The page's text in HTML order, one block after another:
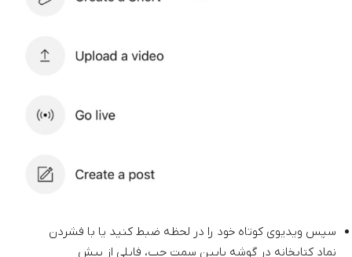
سپس ویدیوی کوتاه خود را در لحظه ضبط کنید یا با فشردن
نماد کتابخانه در گوشه پایین سمت چپ، فایلی از پیش